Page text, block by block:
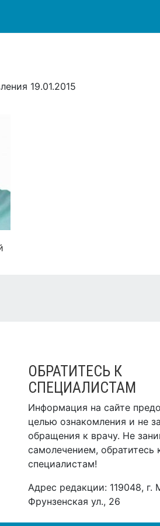
19.01.2015
ОБРАТИТЕСЬ К
СПЕЦИАЛИСТАМ
Информация на сайте
целью ознакомления и не
обращения к врачу. Не
самолечением, обратитесь
специалистам!
Адрес редакции: 119048, г.
Фрунзенская ул., 26